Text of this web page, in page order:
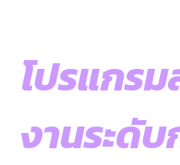
โปรแกร
งานระดั